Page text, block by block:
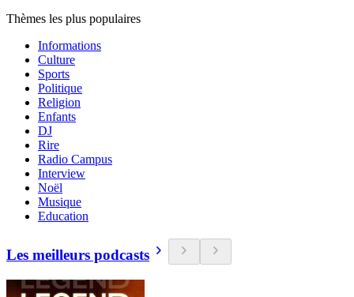
Thèmes les plus populaires
Informations
Culture
Sports
Politique
Religion
Enfants
DJ
Rire
Radio Campus
Interview
Noël
Musique
Education
Les meilleurs podcasts